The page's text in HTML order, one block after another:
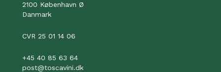
2100 København Ø
Danmark
CVR 25 01 14 06
+45 40 85 63 64
post@toscavini.dk